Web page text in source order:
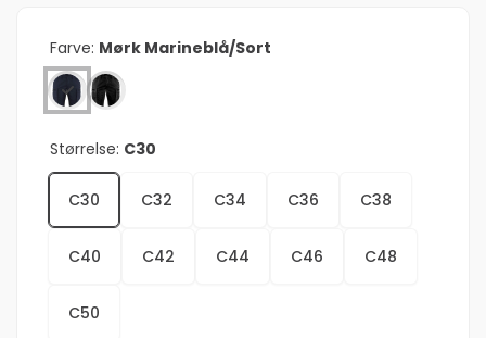
Farve: Mørk Marineblå/Sort
Størrelse: C30
C30 C32 C34 C36 C38
C40 C42 C44 C46 C48
C50